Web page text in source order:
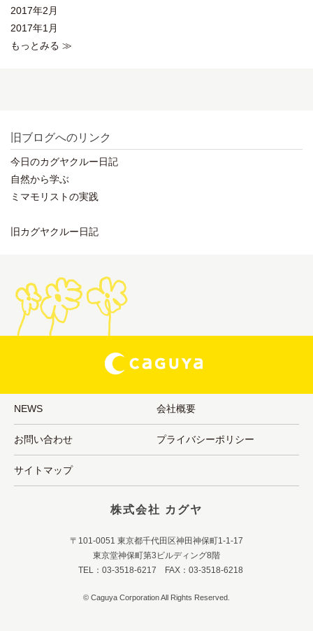
2017年2月
2017年1月
もっとみる ≫
旧ブログへのリンク
今日のカグヤクルー日記
自然から学ぶ
ミマモリストの実践
旧カグヤクルー日記
NEWS 会社概要
お問い合わせ プライバシーポリシー
サイトマップ
株式会社 カグヤ
〒101-0051 東京都千代田区神田神保町1-1-17
東京堂神保町第3ビルディング8階
TEL：03-3518-6217 FAX：03-3518-6218
© Caguya Corporation All Rights Reserved.